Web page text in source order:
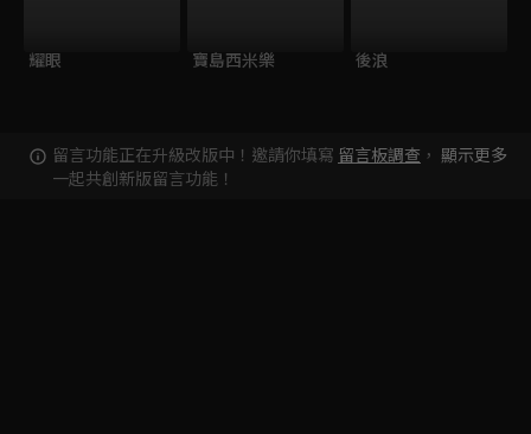
耀眼 寶島西米樂 後浪
留言功能正在升級改版中！邀請你填寫 留言板調查 ，
一起共創新版留言功能！
顯示更多